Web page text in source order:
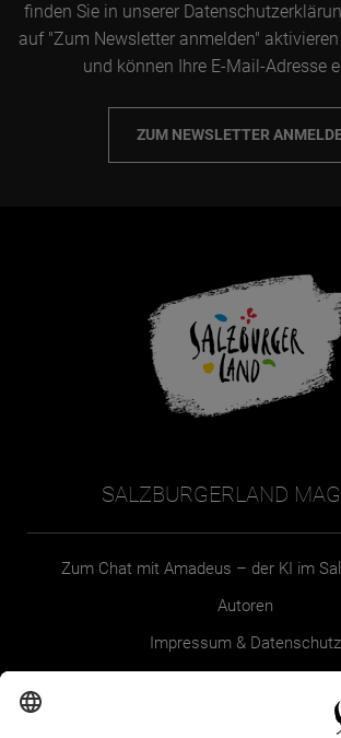
finden Sie in unserer
auf "Zum Newsletter anmelden"
und können Ihre E-Mail-Adresse
ZUM NEWSLETTER
SALZBURGERLAND
Zum Chat mit Amadeus – der KI im
Autoren
Impressum & Datenschutz